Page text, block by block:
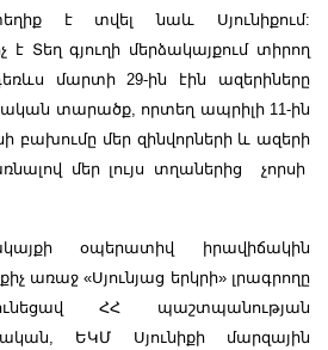
է տվել նաև Սյունիքում:
Տեղ գյուղի մերձակայքում տիրող
մարտի 29-ին էին ազերիները
տարածք, որտեղ ապրիլի 11-ին
բախումը մեր զինվորների և ազերի
մեր լույս տղաներից չորսի
օպերատիվ իրավիճակին
առաջ «Սյունյաց երկրի» լրագրողը
ՀՀ պաշտպանության
ԵԿՄ Սյունիքի մարզային